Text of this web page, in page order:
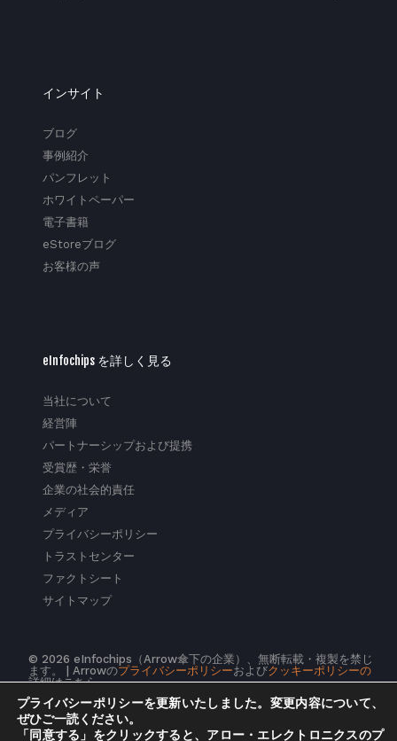
インサイト
ブログ
事例紹介
パンフレット
ホワイトペーパー
電子書籍
eStoreブログ
お客様の声
eInfochips を詳しく見る
当社について
経営陣
パートナーシップおよび提携
受賞歴・栄誉
企業の社会的責任
メディア
プライバシーポリシー
トラストセンター
ファクトシート
サイトマップ
© 2026 eInfochips（Arrow傘下の企業）、無断転載・複製を禁じ
ます。 | Arrowのプライバシーポリシーおよびクッキーポリシーの
詳細はこちら
プライバシーポリシーを更新いたしました。変更内容について、
ぜひご一読ください。
「同意する」をクリックすると、アロー・エレクトロニクスのプ